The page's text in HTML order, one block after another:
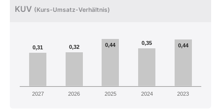
KUV (Kurs-Umsatz-Verhältnis)
0,31 0,32 0,44 0,35 0,44
2027 2026 2025 2024 2023